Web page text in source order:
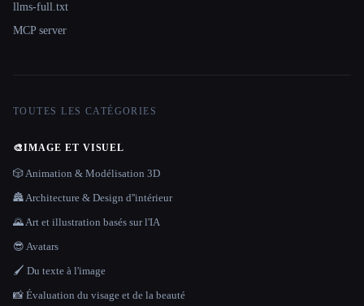
llms-full.txt
MCP server
TOUTES LES CATÉGORIES
🎨IMAGE ET VISUEL
🎲 Animation & Modélisation 3D
🏯 Architecture & Design d''intérieur
🌄 Art et illustration basés sur l'IA
😎 Avatars
🖌️ Du texte à l'image
📸 Évaluation du visage et de la beauté